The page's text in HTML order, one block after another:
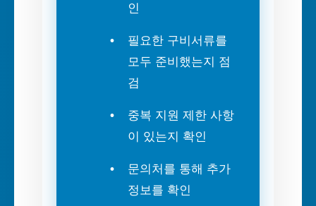
인
필요한 구비서류를
모두 준비했는지 점
검
중복 지원 제한 사항
이 있는지 확인
문의처를 통해 추가
정보를 확인